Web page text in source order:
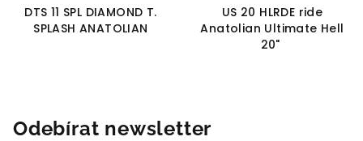
DTS 11 SPL DIAMOND T.
SPLASH ANATOLIAN
US 20 HLRDE ride
Anatolian Ultimate Hell
20"
Odebírat newsletter